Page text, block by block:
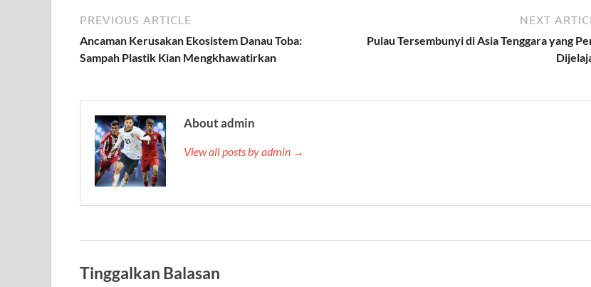
PREVIOUS ARTICLE
Ancaman Kerusakan Ekosistem Danau Toba:
Sampah Plastik Kian Mengkhawatirkan
NEXT
Pulau Tersembunyi di Asia Tenggara yang
About admin
View all posts by admin →
Tinggalkan Balasan